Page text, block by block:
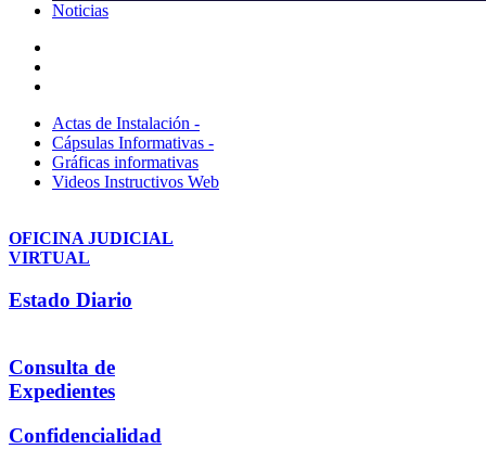
Noticias
Actas de Instalación -
Cápsulas Informativas -
Gráficas informativas
Videos Instructivos Web
OFICINA JUDICIAL
VIRTUAL
Estado Diario
Consulta de
Expedientes
Confidencialidad